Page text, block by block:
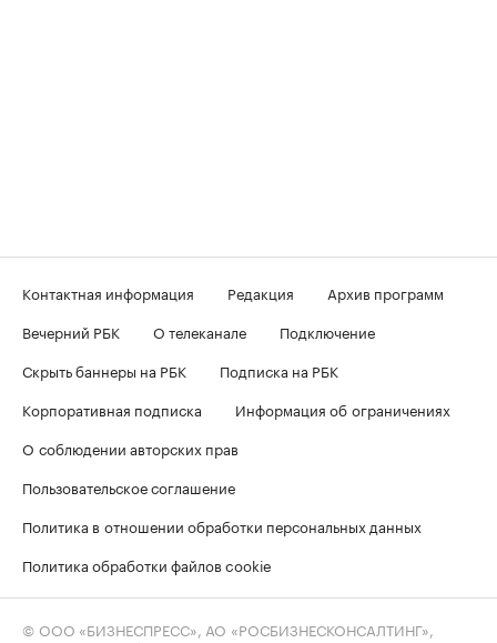
Контактная информация Редакция
Архив программ
Вечерний РБК
О телеканале
Подключение
Скрыть баннеры на РБК
Подписка на РБК
Корпоративная подписка
Информация об ограничениях
О соблюдении авторских прав
Пользовательское соглашение
Политика в отношении обработки персональных данных
Политика обработки файлов cookie
© ООО «БИЗНЕСПРЕСС», АО «РОСБИЗНЕСКОНСАЛТИНГ»,